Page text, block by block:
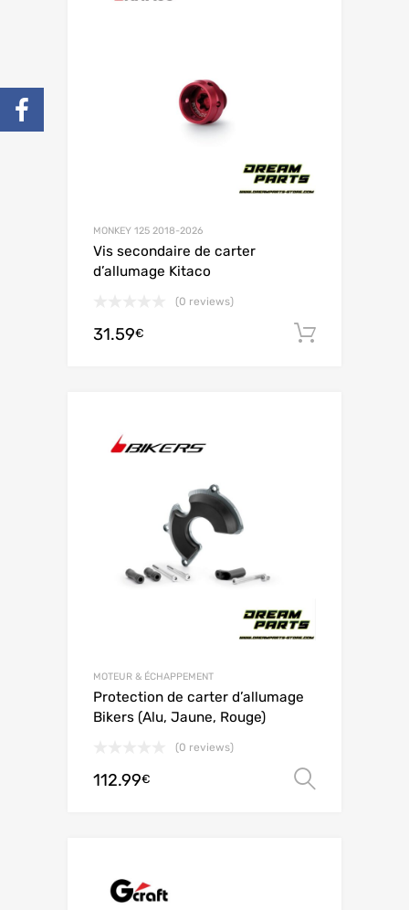
MONKEY 125 2018-2026
Vis secondaire de carter
d’allumage Kitaco
(0 reviews)
31.59€
MOTEUR & ÉCHAPPEMENT
Protection de carter d’allumage
Bikers (Alu, Jaune, Rouge)
(0 reviews)
112.99€